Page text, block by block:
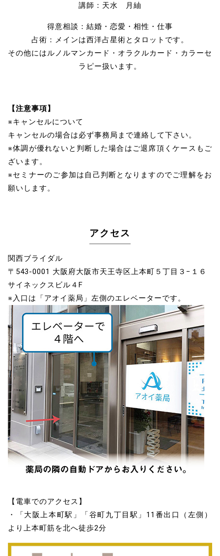
講師：天水 月紬
得意相談：結婚・恋愛・相性・仕事
占術：メインは西洋占星術とタロットです。
その他にはルノルマンカード・オラクルカード・カラーセ
ラピー扱います。
【注意事項】
※キャンセルについて
キャンセルの場合は必ず事務局まで連絡して下さい。
※体調が優れないと判断した場合はご退席頂くケースもご
ざいます。
※セミナーのご参加は自己判断となりますのでご理解をお
願いします。
アクセス
関西ブライダル
〒543-0001 大阪府大阪市天王寺区上本町５丁目３−１６
サイネックスビル４F
※入口は「アオイ薬局」左側のエレベーターです。
【電車でのアクセス】
・「大阪上本町駅」「谷町九丁目駅」11番出口（左側）
より上本町筋を北へ徒歩2分